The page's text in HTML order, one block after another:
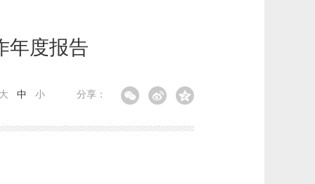
年度报告
分享：
中 小